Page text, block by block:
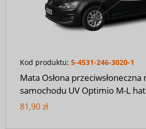
Kod produktu: 5-4531-246-3020-1
Mata Osłona przeciwsłoneczna
samochodu UV Optimio M-L
81,90 zł